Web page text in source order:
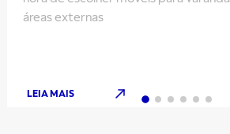
áreas externas
LEIA MAIS